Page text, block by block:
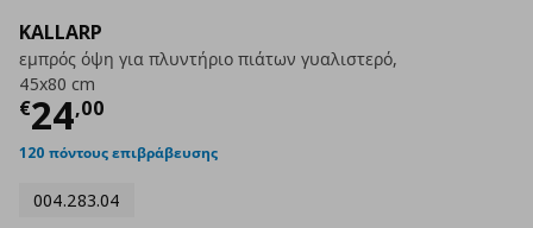
KALLARP
εμπρός όψη για πλυντήριο πιάτων γυαλιστερό,
45x80 cm
€24,00
Τρέχουσα τιμή
120 πόντους επιβράβευσης
004.283.04